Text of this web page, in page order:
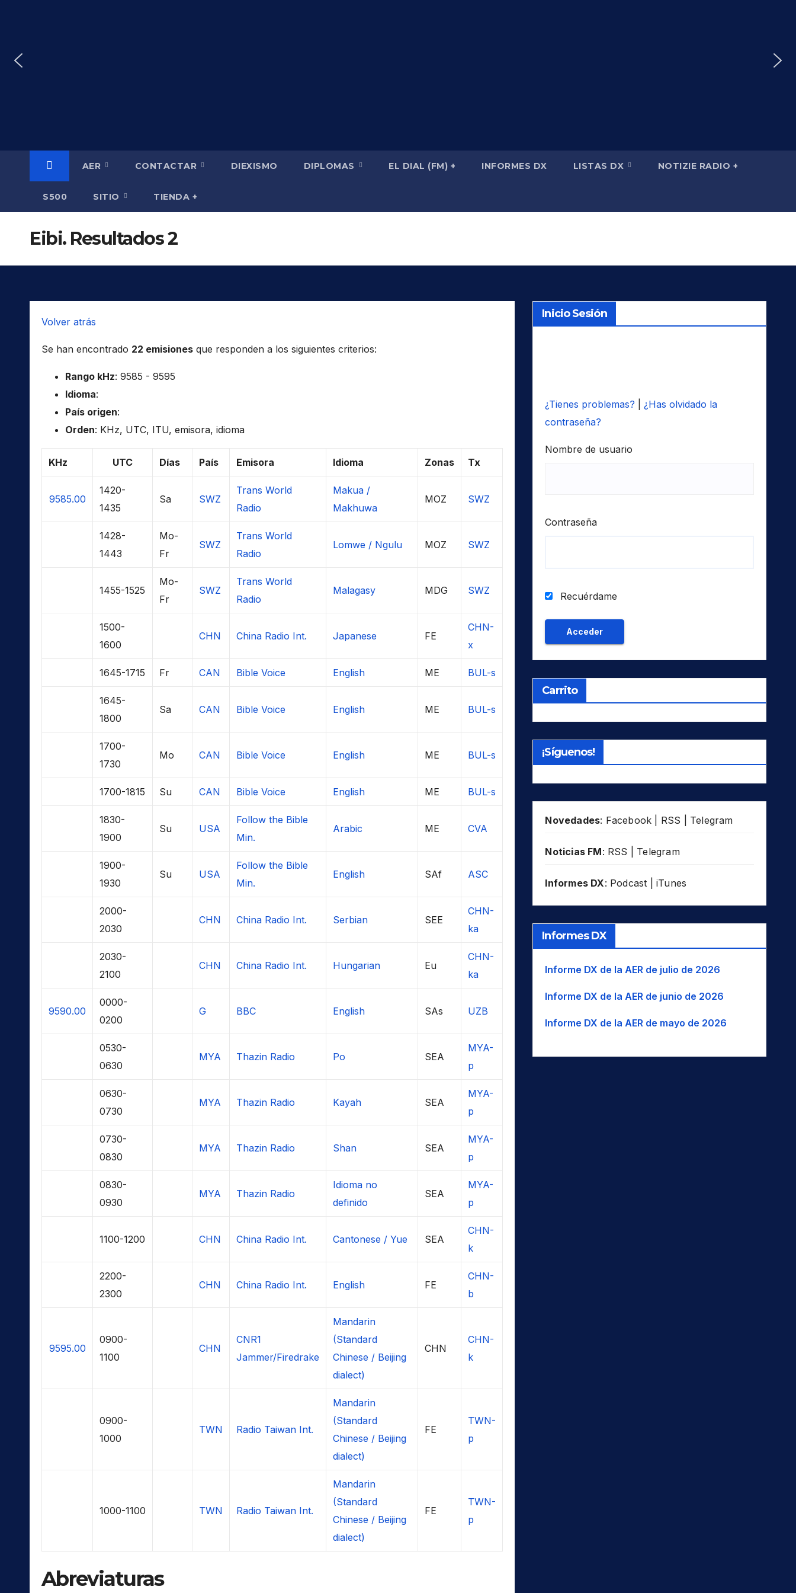
AER CONTACTAR DIEXISMO DIPLOMAS EL DIAL (FM) + INFORMES DX LISTAS DX NOTIZIE RADIO +
S500 SITIO TIENDA +
Eibi. Resultados 2
Volver atrás
Se han encontrado 22 emisiones que responden a los siguientes criterios:
Rango kHz: 9585 - 9595
Idioma:
País origen:
Orden: KHz, UTC, ITU, emisora, idioma
KHz UTC Días País Emisora Idioma Zonas Tx
9585.00
1420-
1435
Sa SWZ
Trans World
Radio
Makua /
Makhuwa
MOZ SWZ
1428-
1443
Mo-
Fr
SWZ
Trans World
Radio
Lomwe / Ngulu MOZ SWZ
1455-1525
Mo-
Fr
SWZ
Trans World
Radio
Malagasy MDG SWZ
1500-
1600
CHN China Radio Int. Japanese FE
CHN-
x
1645-1715 Fr CAN Bible Voice English ME BUL-s
1645-
1800
Sa CAN Bible Voice English ME BUL-s
1700-
1730
Mo CAN Bible Voice English ME BUL-s
1700-1815 Su CAN Bible Voice English ME BUL-s
1830-
1900
Su USA
Follow the Bible
Min.
Arabic ME CVA
1900-
1930
Su USA
Follow the Bible
Min.
English SAf ASC
2000-
2030
CHN China Radio Int. Serbian SEE
CHN-
ka
2030-
2100
CHN China Radio Int. Hungarian Eu
CHN-
ka
9590.00
0000-
0200
G BBC English SAs UZB
0530-
0630
MYA Thazin Radio Po SEA
MYA-
p
0630-
0730
MYA Thazin Radio Kayah SEA
MYA-
p
0730-
0830
MYA Thazin Radio Shan SEA
MYA-
p
0830-
0930
MYA Thazin Radio
Idioma no
definido
SEA
MYA-
p
1100-1200 CHN China Radio Int. Cantonese / Yue SEA
CHN-
k
2200-
2300
CHN China Radio Int. English FE
CHN-
b
9595.00
0900-
1100
CHN
CNR1
Jammer/Firedrake
Mandarin
(Standard
Chinese / Beijing
dialect)
CHN
CHN-
k
0900-
1000
TWN Radio Taiwan Int.
Mandarin
(Standard
Chinese / Beijing
dialect)
FE
TWN-
p
1000-1100 TWN Radio Taiwan Int.
Mandarin
(Standard
Chinese / Beijing
dialect)
FE
TWN-
p
Abreviaturas
Inicio Sesión
¿Tienes problemas?
¿Has olvidado la
contraseña?
Nombre de usuario
Contraseña
Recuérdame
Carrito
¡Síguenos!
Novedades: Facebook RSS Telegram
Noticias FM: RSS Telegram
Informes DX: Podcast iTunes
Informes DX
Informe DX de la AER de julio de 2026
Informe DX de la AER de junio de 2026
Informe DX de la AER de mayo de 2026